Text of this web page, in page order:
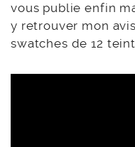
vous publie enfin
y retrouver mon
swatches de 12